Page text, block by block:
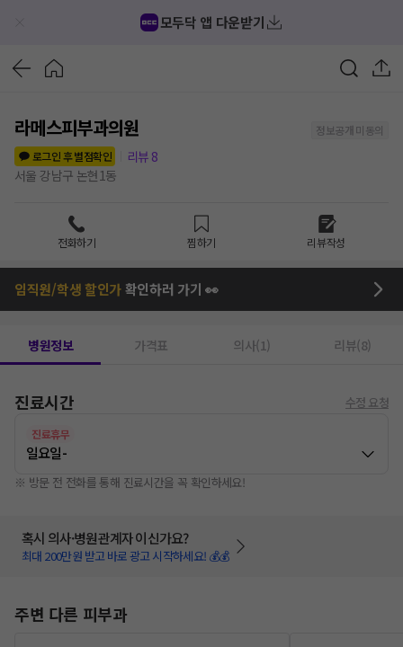
모두닥 앱 다운받기
라메스피부과의원
정보공개 미동의
로그인 후 별점확인
리뷰 8
서울 강남구 논현1동
전화하기 찜하기 리뷰작성
임직원/학생 할인가확인하러 가기 👀
병원정보 가격표 의사(1) 리뷰(8)
진료시간 수정 요청
진료휴무
일요일-
※ 방문 전 전화를 통해 진료시간을 꼭 확인하세요!
혹시 의사·병원관계자 이신가요?
최대 200만원 받고 바로 광고 시작하세요! 💰💰
주변 다른 피부과